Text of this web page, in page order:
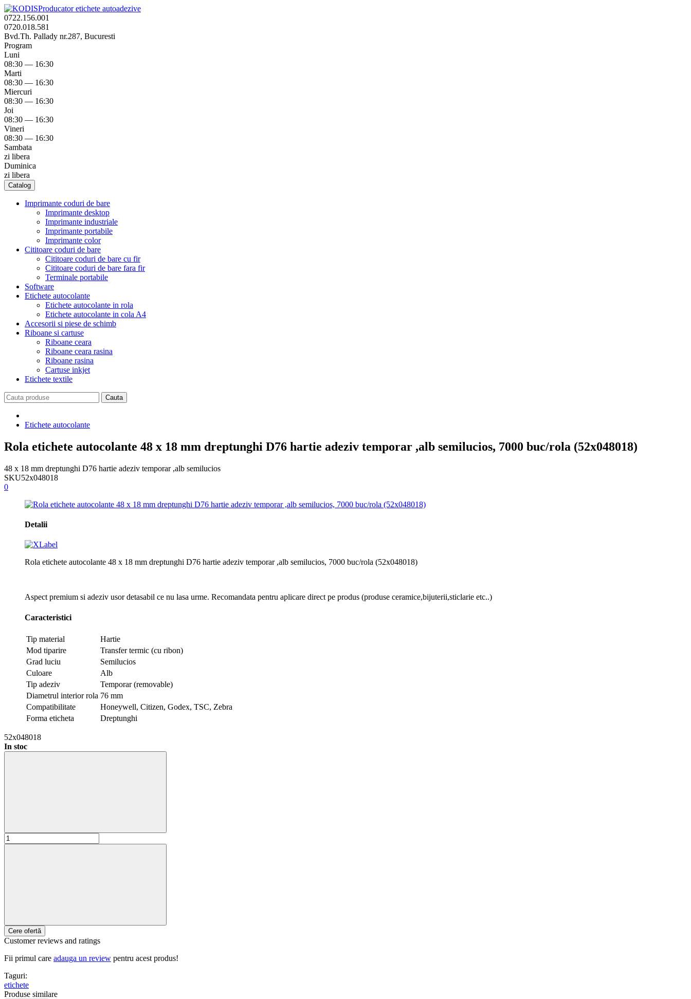
Producator etichete autoadezive
0722.156.001
0720.018.581
Bvd.Th. Pallady nr.287, Bucuresti
Program
Luni
08:30 — 16:30
Marti
08:30 — 16:30
Miercuri
08:30 — 16:30
Joi
08:30 — 16:30
Vineri
08:30 — 16:30
Sambata
zi libera
Duminica
zi libera
Catalog
Imprimante coduri de bare
Imprimante desktop
Imprimante industriale
Imprimante portabile
Imprimante color
Cititoare coduri de bare
Cititoare coduri de bare cu fir
Cititoare coduri de bare fara fir
Terminale portabile
Software
Etichete autocolante
Etichete autocolante in rola
Etichete autocolante in cola A4
Accesorii si piese de schimb
Riboane si cartuse
Riboane ceara
Riboane ceara rasina
Riboane rasina
Cartuse inkjet
Etichete textile
Etichete autocolante
Rola etichete autocolante 48 x 18 mm dreptunghi D76 hartie adeziv temporar ,alb semilucios, 7000 buc/rola (52x048018)
48 x 18 mm dreptunghi D76 hartie adeziv temporar ,alb semilucios
SKU52x048018
0
Detalii
Rola etichete autocolante 48 x 18 mm dreptunghi D76 hartie adeziv temporar ,alb semilucios, 7000 buc/rola (52x048018)
Aspect premium si adeziv usor detasabil ce nu lasa urme. Recomandata pentru aplicare direct pe produs (produse ceramice,bijuterii,sticlarie etc..)
Caracteristici
Tip material
Hartie
Mod tiparire
Transfer termic (cu ribon)
Grad luciu
Semilucios
Culoare
Alb
Tip adeziv
Temporar (removable)
Diametrul interior rola 76 mm
Compatibilitate
Honeywell, Citizen, Godex, TSC, Zebra
Forma eticheta
Dreptunghi
52x048018
In stoc
Customer reviews and ratings
Fii primul care adauga un review pentru acest produs!
Taguri:
etichete
Produse similare